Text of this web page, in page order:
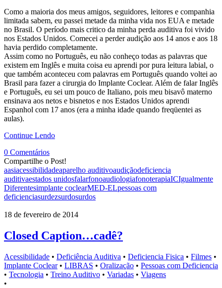
Como a maioria dos meus amigos, seguidores, leitores e companhia
limitada sabem, eu passei metade da minha vida nos EUA e metade
no Brasil. O período mais critico da minha perda auditiva foi vivido
nos Estados Unidos. Comecei a perder audição aos 14 anos e aos 18
havia perdido completamente.
Assim como no Português, eu não conheço todas as palavras que
existem em Inglês e muita coisa eu aprendi por pura leitura labial, o
que também aconteceu com palavras em Português quando voltei ao
Brasil para fazer a cirurgia do Implante Coclear. Além de falar Inglês
e Português, eu sei um pouco de Italiano, pois meu bisavô materno
ensinava aos netos e bisnetos e nos Estados Unidos aprendi
Espanhol com 17 anos (era a minha idade quando freqüentei as
aulas).
Continue Lendo
0 Comentários
Compartilhe o Post!
aasiacessibilidadeaparelho auditivoaudiçãodeficiencia
auditivaestados unidosfalarfonoaudiologiafonoterapiaICIgualmente
Diferentesimplante coclearMED-ELpessoas com
deficienciasurdezsurdosurdos
18 de fevereiro de 2014
Closed Caption…cadê?
Acessibilidade • Deficiência Auditiva • Deficiencia Fisica • Filmes •
Implante Coclear • LIBRAS • Oralização • Pessoas com Deficiencia
• Tecnologia • Treino Auditivo • Variadas • Viagens
•